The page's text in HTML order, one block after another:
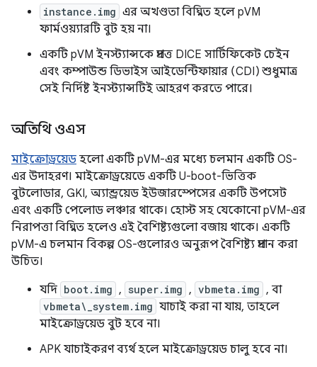
instance.img এর অখণ্ডতা বিঘ্নিত হলে pVM
ফার্মওয়্যারটি বুট হয় না।
একটি pVM ইনস্ট্যান্সকে প্রদত্ত DICE সার্টিফিকেট চেইন
এবং কম্পাউন্ড ডিভাইস আইডেন্টিফায়ার (CDI) শুধুমাত্র
সেই নির্দিষ্ট ইনস্ট্যান্সটিই আহরণ করতে পারে।
অতিথি ওএস
মাইক্রোড্রয়েড হলো একটি pVM-এর মধ্যে চলমান একটি OS-
এর উদাহরণ। মাইক্রোড্রয়েডে একটি U-boot-ভিত্তিক
বুটলোডার, GKI, অ্যান্ড্রয়েড ইউজারস্পেসের একটি উপসেট
এবং একটি পেলোড লঞ্চার থাকে। হোস্ট সহ যেকোনো pVM-এর
নিরাপত্তা বিঘ্নিত হলেও এই বৈশিষ্ট্যগুলো বজায় থাকে। একটি
pVM-এ চলমান বিকল্প OS-গুলোরও অনুরূপ বৈশিষ্ট্য প্রদান করা
উচিত।
যদি boot.img , super.img , vbmeta.img , বা
vbmeta\_system.img যাচাই করা না যায়, তাহলে
মাইক্রোড্রয়েড বুট হবে না।
APK যাচাইকরণ ব্যর্থ হলে মাইক্রোড্রয়েড চালু হবে না।